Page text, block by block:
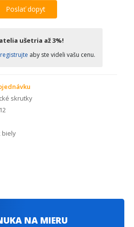
Poslať dopyt
ušetria až 3%!
aby ste videli vašu cenu.
skrutky
biely
NA MIERU